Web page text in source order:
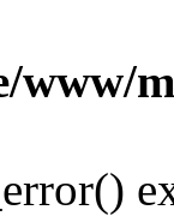
www/